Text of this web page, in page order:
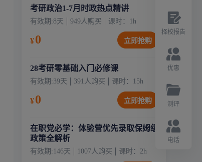
考研政治1-7月时政热点精讲
有效期:8天 949人购买 课时： 1 h
¥0 立即抢购
28考研零基础入门必修课
有效期:39天 391人购买 课时： 15 h
¥0 立即抢购
在职党必学：体验营优先录取保姆级
政策全解析
有效期: 146天 1007人购买 课时： 2 h
择校报告
优惠
测评
电话